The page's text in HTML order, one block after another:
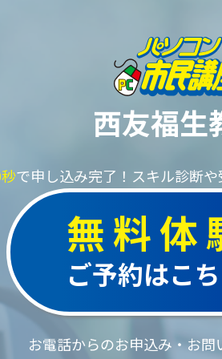
西友福生
で申し込み完了！ スキル診断
無料体
ご予約はこ
お電話からのお申込み・お問